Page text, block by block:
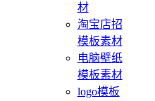
材
淘宝店招
模板素材
电脑壁纸
模板素材
logo模板